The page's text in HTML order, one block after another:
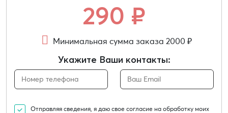
290 ₽
Минимальная сумма заказа 2000 ₽
Укажите Ваши контакты:
Отправляя сведения, я даю свое согласие на обработку моих